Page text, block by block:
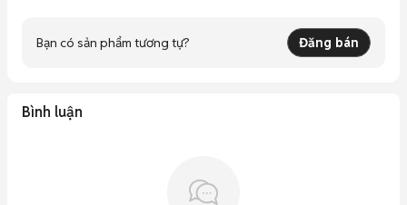
Bạn có sản phẩm tương tự? Đăng bán
Bình luận